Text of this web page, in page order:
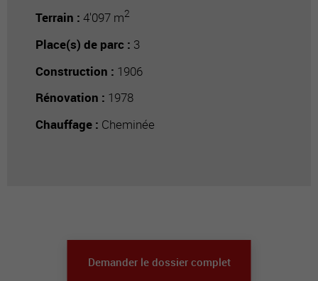
Terrain : 4'097 m2
Place(s) de parc : 3
Construction : 1906
Rénovation : 1978
Chauffage : Cheminée
Demander le dossier complet